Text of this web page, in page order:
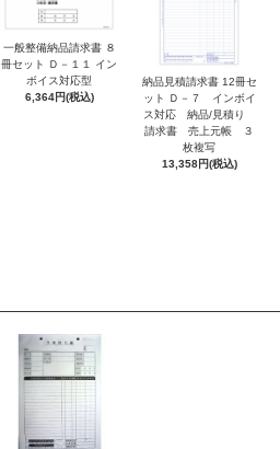
一般整備納品請求書 ８
冊セット Ｄ－１１ イン
ボイス対応型
6,364円(税込)
納品見積請求書 12冊セ
ット Ｄ－７ インボイ
ス対応 納品/見積り
請求書 売上元帳 ３
枚複写
13,358円(税込)